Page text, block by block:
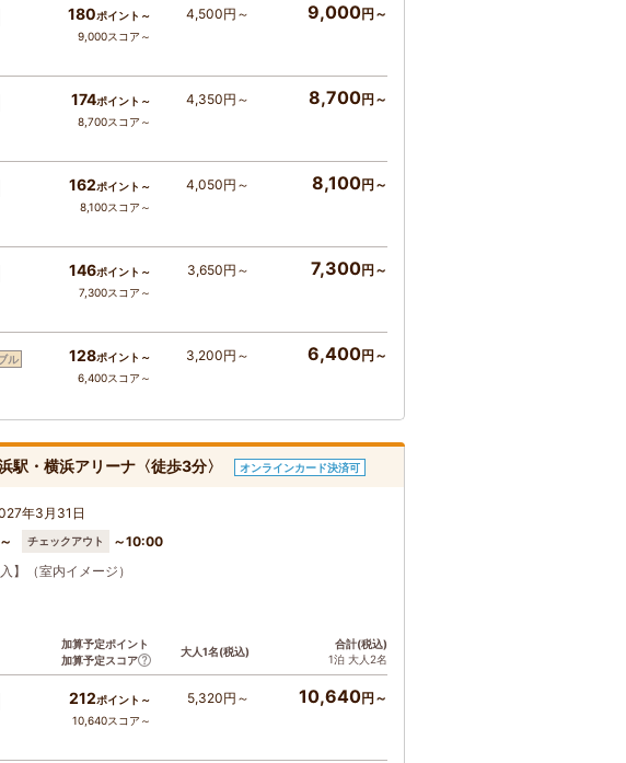
180ポイント～
9,000スコア～
4,500円～ 9,000円～
174ポイント～
8,700スコア～
4,350円～ 8,700円～
162ポイント～
8,100スコア～
4,050円～ 8,100円～
146ポイント～
7,300スコア～
3,650円～ 7,300円～
ル 128ポイント～
6,400スコア～
3,200円～ 6,400円～
・横浜アリーナ〈徒歩3分〉 オンラインカード決済可
年3月31日
チェックアウト
～10:00
】（室内イメージ）
加算予定ポイント
加算予定スコア
大人1名(税込)
合計(税込)
1泊 大人2名
212ポイント～
10,640スコア～
5,320円～ 10,640円～